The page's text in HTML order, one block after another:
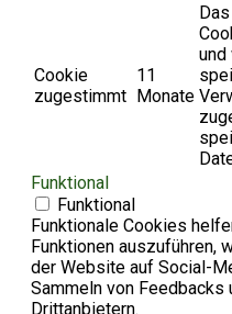
Cookie
zugestimmt
11
Monate
und
Funktional
Funktional
Funktionale Cookies
Funktionen auszuführen,
der Website auf Social-
Sammeln von Feedbacks
Drittanbietern.